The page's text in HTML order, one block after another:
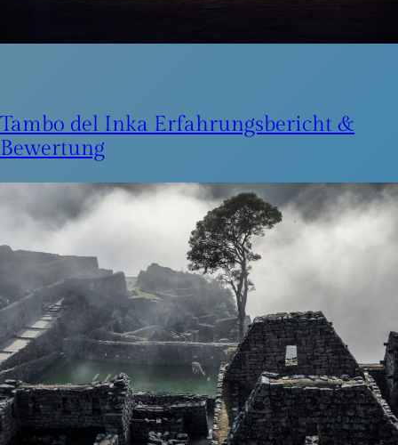
Tambo del Inka Erfahrungsbericht &
Bewertung